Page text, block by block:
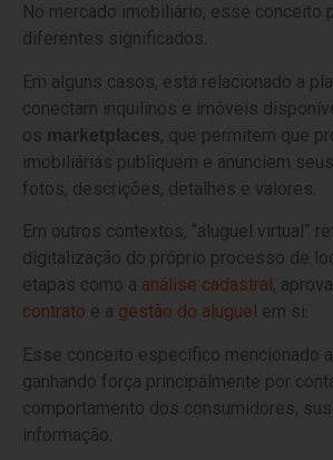
No mercado imobiliário, esse conceito
diferentes significados.
Em alguns casos, está relacionado a
conectam inquilinos e imóveis
os marketplaces, que permitem que
imobiliárias publiquem e anunciem
fotos, descrições, detalhes e valores.
Em outros contextos, “aluguel virtual”
digitalização do próprio processo de
etapas como a análise cadastral ,
contrato e a gestão do aluguel em si.
Esse conceito específico mencionado
ganhando força principalmente por
comportamento dos consumidores,
informação.